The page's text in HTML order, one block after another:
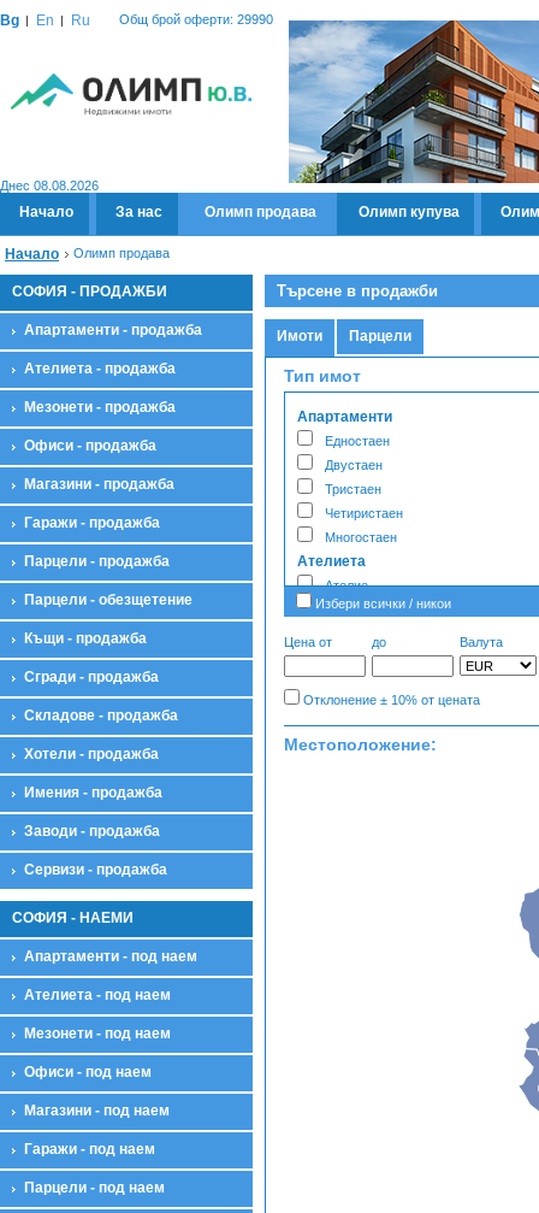
Bg En Ru Общ брой оферти: 29990
Днес 08.08.2026
Начало За нас Олимп продава Олимп купува
Начало Олимп продава
СОФИЯ - ПРОДАЖБИ
Апартаменти - продажба
Ателиета - продажба
Мезонети - продажба
Офиси - продажба
Магазини - продажба
Гаражи - продажба
Парцели - продажба
Парцели - обезщетение
Къщи - продажба
Сгради - продажба
Складове - продажба
Хотели - продажба
Имения - продажба
Заводи - продажба
Сервизи - продажба
СОФИЯ - НАЕМИ
Апартаменти - под наем
Ателиета - под наем
Мезонети - под наем
Офиси - под наем
Магазини - под наем
Гаражи - под наем
Парцели - под наем
Търсене в продажби
Имоти Парцели
Тип имот
Апартаменти
Едностаен
Двустаен
Тристаен
Четиристаен
Многостаен
Ателиета
Ателие
Гаражи
Подземен гараж
Паркомясто
Гараж
Заводи
Завод
Избери всички / никои
Цена от до Валута
Отклонение ± 10% от цената
Местоположение: